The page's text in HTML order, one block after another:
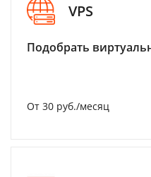
VPS
Подобрать
От 30 руб./месяц